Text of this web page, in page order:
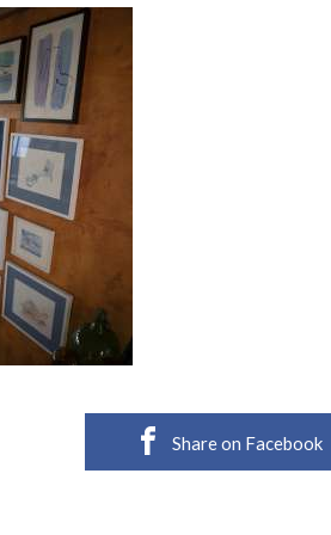
Share on Facebook